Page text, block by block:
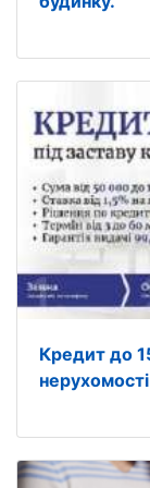
Кредит до